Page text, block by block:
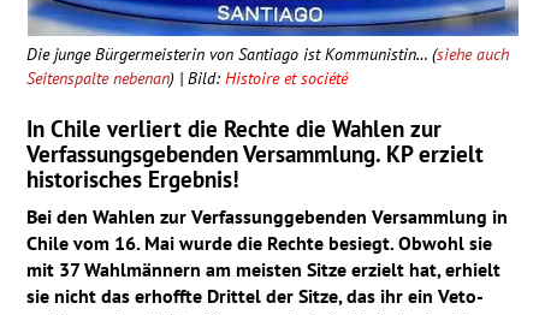
Die junge Bürgermeisterin von Santiago ist Kommunistin… (siehe auch
Seitenspalte nebenan) | Bild: Histoire et société
In Chile verliert die Rechte die Wahlen zur
Verfassungs­gebenden Ver­samm­lung. KP erzielt
historisches Ergebnis!
Bei den Wahlen zur Verfassung­gebenden Ver­samm­lung in
Chile vom 16. Mai wurde die Rechte besiegt. Obwohl sie
mit 37 Wahl­männern am meisten Sitze erzielt hat, erhielt
sie nicht das erhoffte Drittel der Sitze, das ihr ein Veto­